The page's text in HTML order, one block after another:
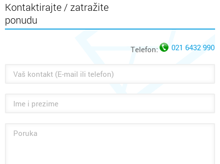
Kontaktirajte / zatražite
ponudu
Telefon: 021 6432 990